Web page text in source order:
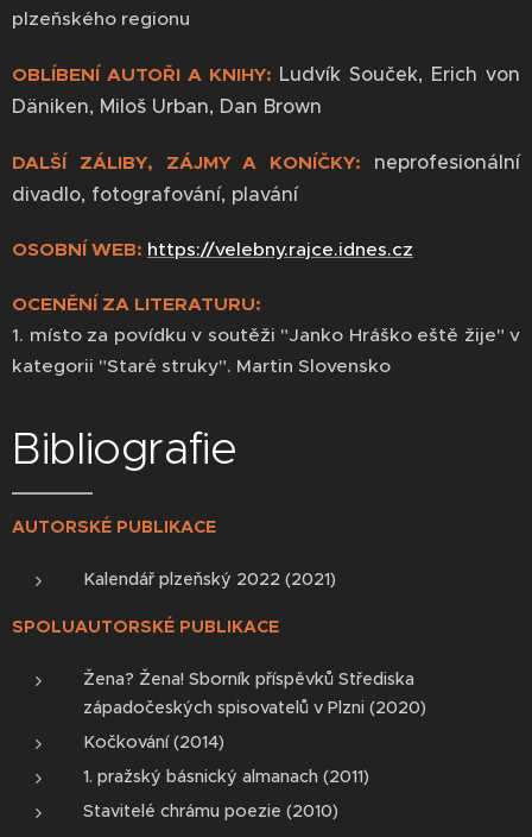
plzeňského regionu
OBLÍBENÍ AUTOŘI A KNIHY: Ludvík Souček, Erich von
Däniken, Miloš Urban, Dan Brown
DALŠÍ ZÁLIBY, ZÁJMY A KONÍČKY:
neprofesionální
divadlo, fotografování, plavání
OSOBNÍ WEB: https://velebny.rajce.idnes.cz
OCENĚNÍ ZA LITERATURU:
1. místo za povídku v soutěži "Janko Hráško eště žije" v
kategorii "Staré struky". Martin Slovensko
Bibliografie
AUTORSKÉ PUBLIKACE
Kalendář plzeňský 2022 (2021)
SPOLUAUTORSKÉ PUBLIKACE
Žena? Žena! Sborník příspěvků Střediska
západočeských spisovatelů v Plzni (2020)
Kočkování (2014)
1. pražský básnický almanach (2011)
Stavitelé chrámu poezie (2010)